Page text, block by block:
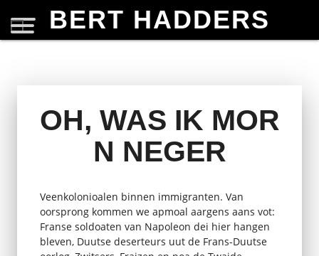
BERT HADDERS
OH, WAS IK MOR
N NEGER
Veenkolonioalen binnen immigranten. Van
oorsprong kommen we apmoal aargens aans vot:
Franse soldoaten van Napoleon dei hier hangen
bleven, Duutse deserteurs uut de Frans-Duutse